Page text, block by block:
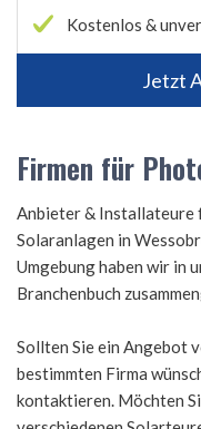
Kostenlos &
Jetzt
Firmen für
Anbieter & Installateure
Solaranlagen in
Umgebung haben wir in
Branchenbuch
Sollten Sie ein Angebot
bestimmten Firma
kontaktieren. Möchten